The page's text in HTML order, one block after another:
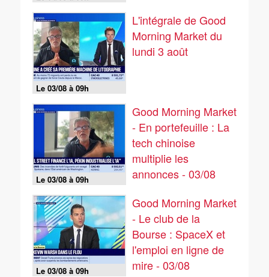
Le 03/08 à 09h
L'intégrale de Good
Morning Market du
lundi 3 août
Le 03/08 à 09h
Good Morning Market
- En portefeuille : La
tech chinoise
multiplie les
annonces - 03/08
Le 03/08 à 09h
Good Morning Market
- Le club de la
Bourse : SpaceX et
l'emploi en ligne de
mire - 03/08